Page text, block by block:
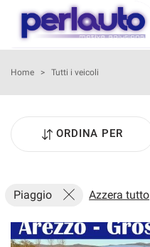
HOME
ACQUISTIAMO USATO
I NOSTRI SERVIZI
Home > Tutti i veicoli
ORDINA PER
Piaggio Azzera tutto